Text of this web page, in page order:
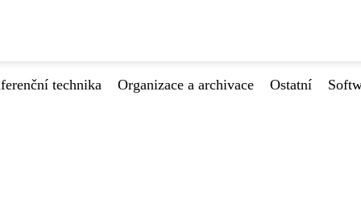
technika Organizace a archivace Ostatní